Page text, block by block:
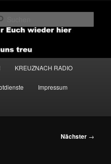
KREUZNACH RADIO
Impressum
Nächster →